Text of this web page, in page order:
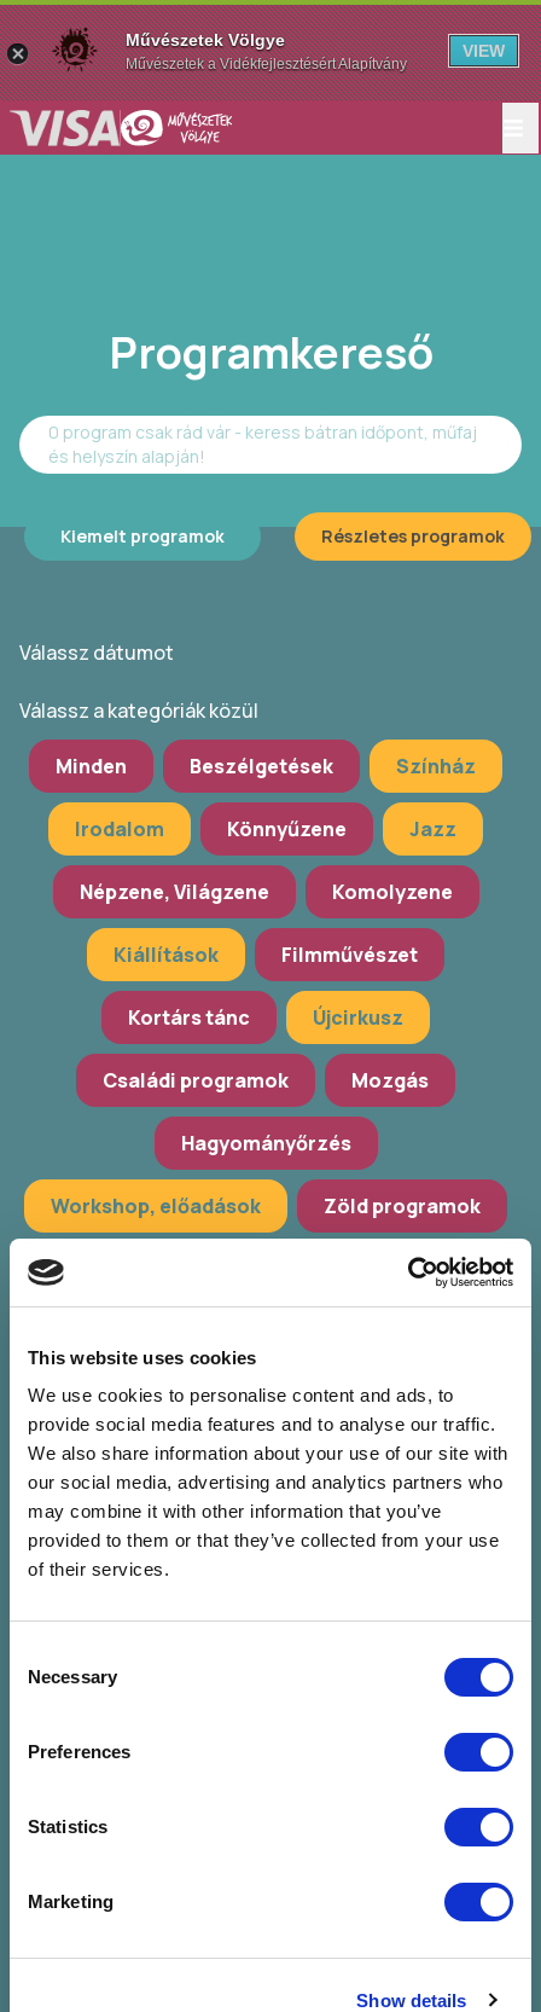
This website uses cookies
We use cookies to personalise content and ads, to
provide social media features and to analyse our traffic.
We also share information about your use of our site with
our social media, advertising and analytics partners who
may combine it with other information that you’ve
provided to them or that they’ve collected from your use
of their services.
Selection
Necessary
Preferences
Statistics
Marketing
Show details
Programkereső
0 program csak rád vár - keress bátran időpont, műfaj
és helyszín alapján!
Kiemelt programok Részletes programok
Válassz dátumot
Válassz a kategóriák közül
Minden Beszélgetések Színház
Irodalom Könnyűzene Jazz
Népzene, Világzene Komolyzene
Kiállítások Filmművészet
Kortárs tánc Újcirkusz
Családi programok Mozgás
Hagyományőrzés
Workshop, előadások Zöld programok
További szűrés
Válassz helyszínt
Válassz időpontot
Nincs találat a
megadott
szűrésre
Művészetek Völgye
Művészetek a Vidékfejlesztésért Alapítvány
VIEW